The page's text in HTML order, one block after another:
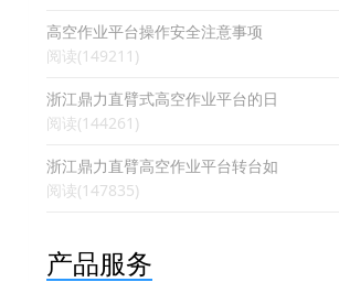
高空作业平台操作安全注意事项
阅读(149211)
浙江鼎力直臂式高空作业平台的日
阅读(144261)
浙江鼎力直臂高空作业平台转台如
阅读(147835)
产品服务